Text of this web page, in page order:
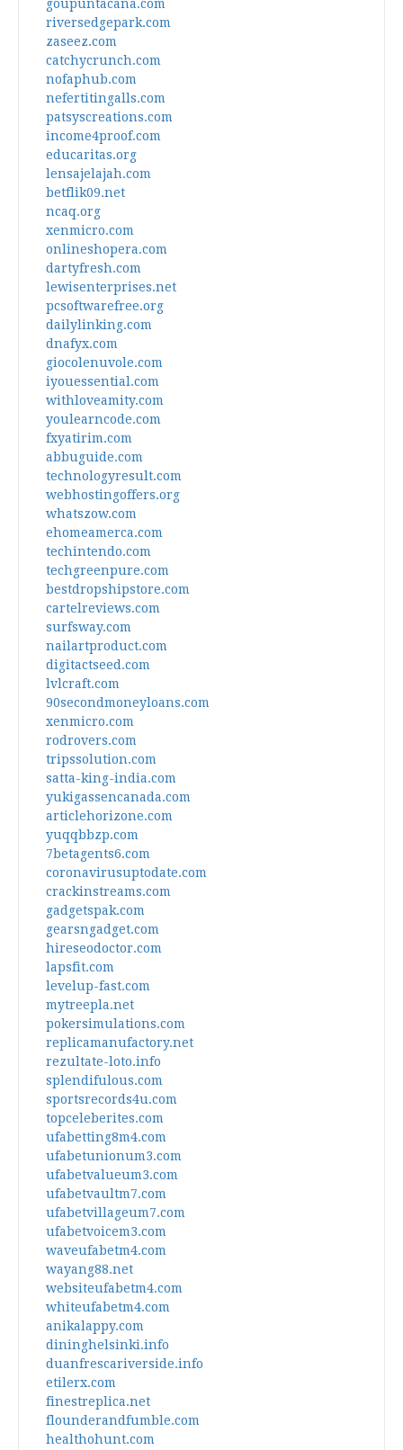
goupuntacana.com
riversedgepark.com
zaseez.com
catchycrunch.com
nofaphub.com
nefertitingalls.com
patsyscreations.com
income4proof.com
educaritas.org
lensajelajah.com
betflik09.net
ncaq.org
xenmicro.com
onlineshopera.com
dartyfresh.com
lewisenterprises.net
pcsoftwarefree.org
dailylinking.com
dnafyx.com
giocolenuvole.com
iyouessential.com
withloveamity.com
youlearncode.com
fxyatirim.com
abbuguide.com
technologyresult.com
webhostingoffers.org
whatszow.com
ehomeamerca.com
techintendo.com
techgreenpure.com
bestdropshipstore.com
cartelreviews.com
surfsway.com
nailartproduct.com
digitactseed.com
lvlcraft.com
90secondmoneyloans.com
xenmicro.com
rodrovers.com
tripssolution.com
satta-king-india.com
yukigassencanada.com
articlehorizone.com
yuqqbbzp.com
7betagents6.com
coronavirusuptodate.com
crackinstreams.com
gadgetspak.com
gearsngadget.com
hireseodoctor.com
lapsfit.com
levelup-fast.com
mytreepla.net
pokersimulations.com
replicamanufactory.net
rezultate-loto.info
splendifulous.com
sportsrecords4u.com
topceleberites.com
ufabetting8m4.com
ufabetunionum3.com
ufabetvalueum3.com
ufabetvaultm7.com
ufabetvillageum7.com
ufabetvoicem3.com
waveufabetm4.com
wayang88.net
websiteufabetm4.com
whiteufabetm4.com
anikalappy.com
dininghelsinki.info
duanfrescariverside.info
etilerx.com
finestreplica.net
flounderandfumble.com
healthohunt.com